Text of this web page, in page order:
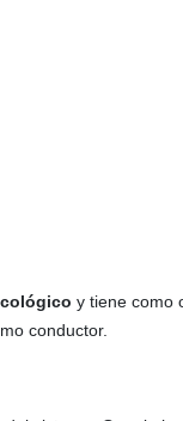
y tiene como
conductor.